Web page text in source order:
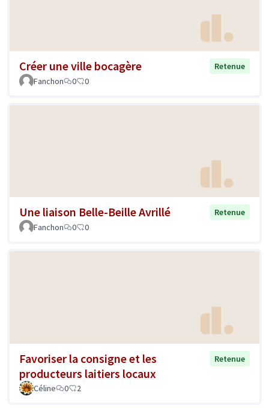
Créer une ville bocagère
Retenue
Fanchon
0 0
Une liaison Belle-Beille Avrillé
Retenue
Fanchon
0 0
Favoriser la consigne et les
producteurs laitiers locaux
Retenue
Céline 0 2